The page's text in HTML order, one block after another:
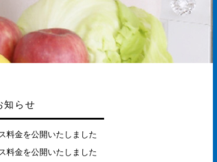
知らせ
料金を公開いたしました
料金を公開いたしました